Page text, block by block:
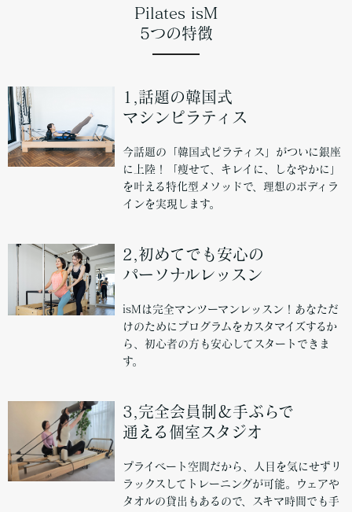
Pilates isM
5つの特徴
1,話題の韓国式
マシンピラティス
今話題の「韓国式ピラティス」がついに銀座
に上陸！「痩せて、キレイに、しなやかに」
を叶える特化型メソッドで、理想のボディラ
インを実現します。
2,初めてでも安心の
パーソナルレッスン
isMは完全マンツーマンレッスン！あなただ
けのためにプログラムをカスタマイズするか
ら、初心者の方も安心してスタートできま
す。
3,完全会員制＆手ぶらで
通える個室スタジオ
プライベート空間だから、人目を気にせずリ
ラックスしてトレーニングが可能。ウェアや
タオルの貸出もあるので、スキマ時間でも手